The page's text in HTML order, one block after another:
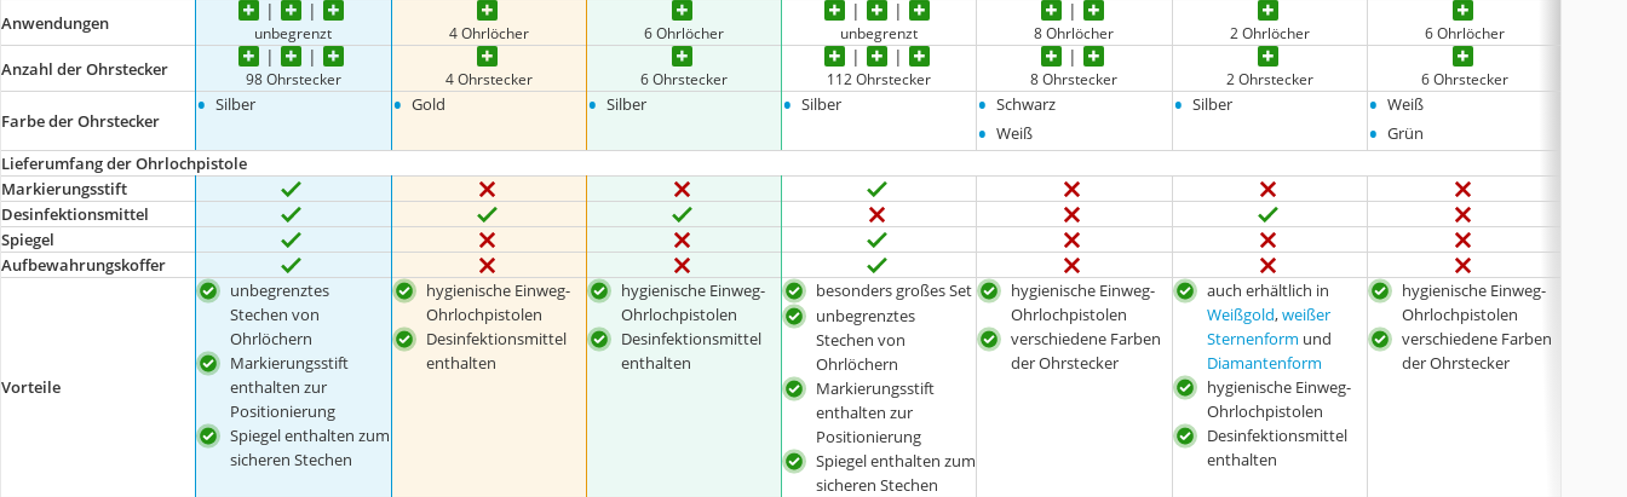
Anwendungen
unbegrenzt 4 Ohrlöcher 6 Ohrlöcher unbegrenzt 8 Ohrlöcher 2 Ohrlöcher 6 Ohrlöcher
Anzahl der Ohrstecker 98 Ohrstecker 4 Ohrstecker 6 Ohrstecker 112 Ohrstecker 8 Ohrstecker 2 Ohrstecker 6 Ohrstecker
Farbe der Ohrstecker • Silber • Gold • Silber • Silber • Schwarz
• Weiß
• Silber • Weiß
• Grün
Lieferumfang der Ohrlochpistole
Markierungsstift
Desinfektionsmittel
Spiegel
Aufbewahrungskoffer
Vorteile
unbegrenztes
Stechen von
Ohrlöchern
Markierungsstift
enthalten zur
Positionierung
Spiegel enthalten zum
sicheren Stechen
hygienische Einweg-
Ohrlochpistolen
Desinfektionsmittel
enthalten
hygienische Einweg-
Ohrlochpistolen
Desinfektionsmittel
enthalten
besonders großes Set
unbegrenztes
Stechen von
Ohrlöchern
Markierungsstift
enthalten zur
Positionierung
Spiegel enthalten zum
sicheren Stechen
hygienische Einweg-
Ohrlochpistolen
verschiedene Farben
der Ohrstecker
auch erhältlich in
Weißgold,weißer
Sternenform und
Diamantenform
hygienische Einweg-
Ohrlochpistolen
Desinfektionsmittel
enthalten
hygienische Einweg-
Ohrlochpistolen
verschiedene Farben
der Ohrstecker